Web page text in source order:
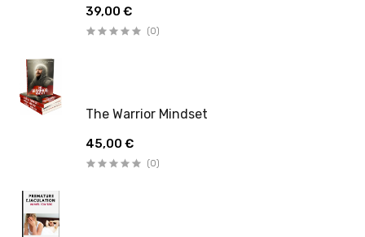
39,00 €
(0)
The Warrior Mindset
45,00 €
(0)